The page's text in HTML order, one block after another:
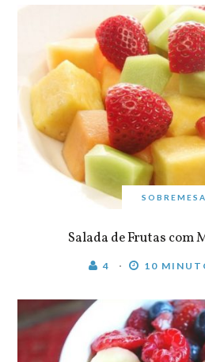
Salada de Frutas com
4 10